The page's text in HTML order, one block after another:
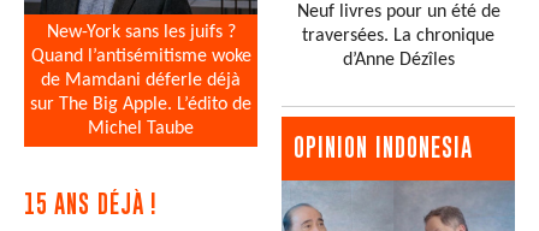
New-York sans les juifs ?
Quand l’antisémitisme woke
de Mamdani déferle déjà
sur The Big Apple. L’édito de
Michel Taube
15 ANS DÉJÀ !
Neuf livres pour un été de
traversées. La chronique
d’Anne Dézîles
OPINION INDONESIA